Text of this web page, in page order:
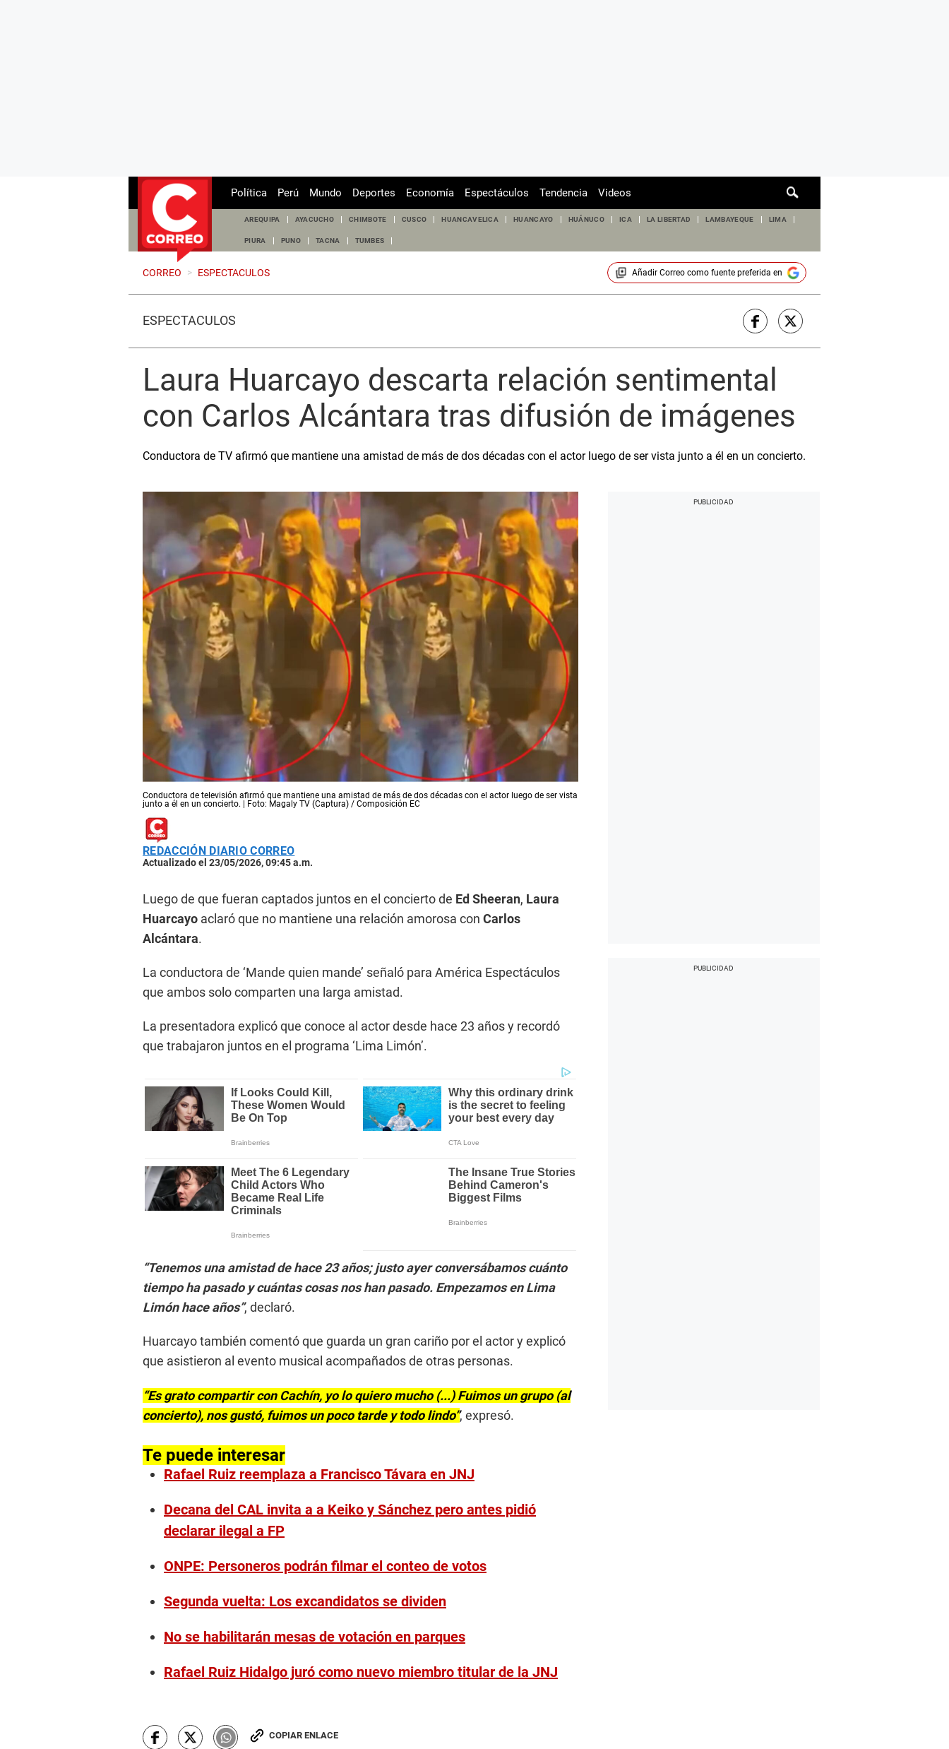
de
Política Perú Mundo Deportes Economía Espectáculos Tendencia Videos
AREQUIPA AYACUCHO CHIMBOTE CUSCO HUANCAVELICA HUANCAYO HUÁNUCO ICA LA LIBERTAD LAMBAYEQUE LIMA
PIURA PUNO TACNA TUMBES
CORREO > ESPECTACULOS Añadir Correocomo fuente preferida en
ESPECTÁCULOS
Laura Huarcayo descarta relación sentimental
con Carlos Alcántara tras difusión de imágenes
Conductora de TV afirmó que mantiene una amistad de más de dos décadas con el actor luego de ser vista junto a él en un concierto.
Conductora de televisión afirmó que mantiene una amistad de más de dos décadas con el actor luego de ser vista
junto a él en un concierto. | Foto: Magaly TV (Captura) / Composición EC
REDACCIÓN DIARIO CORREO
Actualizado el 23/05/2026, 09:45 a.m.
Luego de que fueran captados juntos en el concierto de Ed Sheeran, Laura
Huarcayo aclaró que no mantiene una relación amorosa con Carlos
Alcántara.
La conductora de ‘Mande quien mande’ señaló para América Espectáculos
que ambos solo comparten una larga amistad.
La presentadora explicó que conoce al actor desde hace 23 años y recordó
que trabajaron juntos en el programa ‘Lima Limón’.
“Tenemos una amistad de hace 23 años; justo ayer conversábamos cuánto
tiempo ha pasado y cuántas cosas nos han pasado. Empezamos en Lima
Limón hace años”, declaró.
Huarcayo también comentó que guarda un gran cariño por el actor y explicó
que asistieron al evento musical acompañados de otras personas.
“Es grato compartir con Cachín, yo lo quiero mucho (...) Fuimos un grupo (al
concierto), nos gustó, fuimos un poco tarde y todo lindo”, expresó.
Te puede interesar
Rafael Ruiz reemplaza a Francisco Távara en JNJ
Decana del CAL invita a a Keiko y Sánchez pero antes pidió
declarar ilegal a FP
ONPE: Personeros podrán filmar el conteo de votos
Segunda vuelta: Los excandidatos se dividen
No se habilitarán mesas de votación en parques
Rafael Ruiz Hidalgo juró como nuevo miembro titular de la JNJ
COPIAR ENLACE